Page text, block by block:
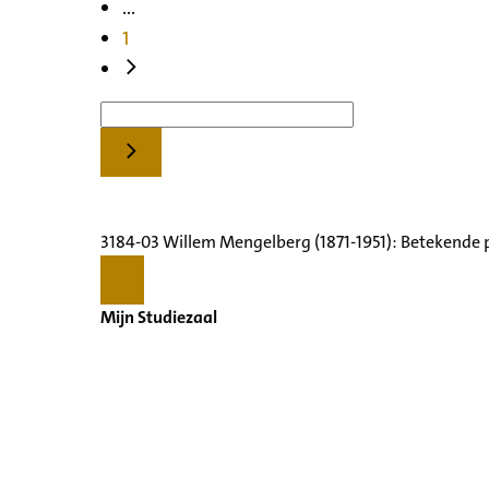
...
1
3184-03 Willem Mengelberg (1871-1951):
Mijn Studiezaal